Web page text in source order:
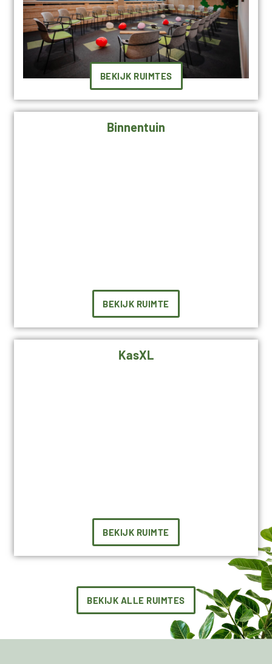
BEKIJK RUIMTES
Binnentuin
BEKIJK RUIMTE
KasXL
BEKIJK RUIMTE
BEKIJK ALLE RUIMTES